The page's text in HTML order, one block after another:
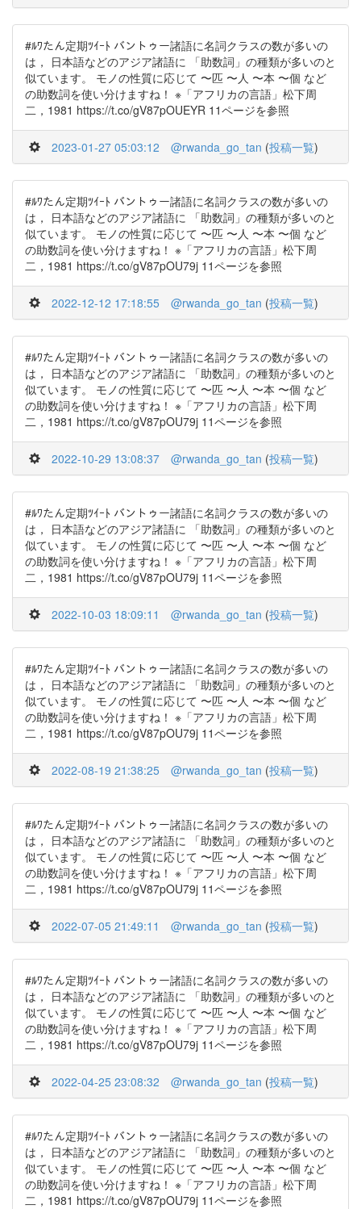
#ﾙﾜたん定期ﾂｲｰﾄ バントゥー諸語に名詞クラスの数が多いの
は， 日本語などのアジア諸語に 「助数詞」の種類が多いのと
似ています。 モノの性質に応じて 〜匹 〜人 〜本 〜個 など
の助数詞を使い分けますね！ ※「アフリカの言語」松下周
二，1981 https://t.co/gV87pOUEYR 11ページを参照
2023-01-27 05:03:12 @rwanda_go_tan (投稿一覧)
#ﾙﾜたん定期ﾂｲｰﾄ バントゥー諸語に名詞クラスの数が多いの
は， 日本語などのアジア諸語に 「助数詞」の種類が多いのと
似ています。 モノの性質に応じて 〜匹 〜人 〜本 〜個 など
の助数詞を使い分けますね！ ※「アフリカの言語」松下周
二，1981 https://t.co/gV87pOU79j 11ページを参照
2022-12-12 17:18:55 @rwanda_go_tan (投稿一覧)
#ﾙﾜたん定期ﾂｲｰﾄ バントゥー諸語に名詞クラスの数が多いの
は， 日本語などのアジア諸語に 「助数詞」の種類が多いのと
似ています。 モノの性質に応じて 〜匹 〜人 〜本 〜個 など
の助数詞を使い分けますね！ ※「アフリカの言語」松下周
二，1981 https://t.co/gV87pOU79j 11ページを参照
2022-10-29 13:08:37 @rwanda_go_tan (投稿一覧)
#ﾙﾜたん定期ﾂｲｰﾄ バントゥー諸語に名詞クラスの数が多いの
は， 日本語などのアジア諸語に 「助数詞」の種類が多いのと
似ています。 モノの性質に応じて 〜匹 〜人 〜本 〜個 など
の助数詞を使い分けますね！ ※「アフリカの言語」松下周
二，1981 https://t.co/gV87pOU79j 11ページを参照
2022-10-03 18:09:11 @rwanda_go_tan (投稿一覧)
#ﾙﾜたん定期ﾂｲｰﾄ バントゥー諸語に名詞クラスの数が多いの
は， 日本語などのアジア諸語に 「助数詞」の種類が多いのと
似ています。 モノの性質に応じて 〜匹 〜人 〜本 〜個 など
の助数詞を使い分けますね！ ※「アフリカの言語」松下周
二，1981 https://t.co/gV87pOU79j 11ページを参照
2022-08-19 21:38:25 @rwanda_go_tan (投稿一覧)
#ﾙﾜたん定期ﾂｲｰﾄ バントゥー諸語に名詞クラスの数が多いの
は， 日本語などのアジア諸語に 「助数詞」の種類が多いのと
似ています。 モノの性質に応じて 〜匹 〜人 〜本 〜個 など
の助数詞を使い分けますね！ ※「アフリカの言語」松下周
二，1981 https://t.co/gV87pOU79j 11ページを参照
2022-07-05 21:49:11 @rwanda_go_tan (投稿一覧)
#ﾙﾜたん定期ﾂｲｰﾄ バントゥー諸語に名詞クラスの数が多いの
は， 日本語などのアジア諸語に 「助数詞」の種類が多いのと
似ています。 モノの性質に応じて 〜匹 〜人 〜本 〜個 など
の助数詞を使い分けますね！ ※「アフリカの言語」松下周
二，1981 https://t.co/gV87pOU79j 11ページを参照
2022-04-25 23:08:32 @rwanda_go_tan (投稿一覧)
#ﾙﾜたん定期ﾂｲｰﾄ バントゥー諸語に名詞クラスの数が多いの
は， 日本語などのアジア諸語に 「助数詞」の種類が多いのと
似ています。 モノの性質に応じて 〜匹 〜人 〜本 〜個 など
の助数詞を使い分けますね！ ※「アフリカの言語」松下周
二，1981 https://t.co/gV87pOU79j 11ページを参照